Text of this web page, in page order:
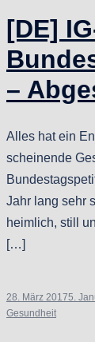
[DE]
–
Alles hat ein
scheinende
Jahr lang sehr
heimlich, still
[…]
28. März 20175.
Gesundheit